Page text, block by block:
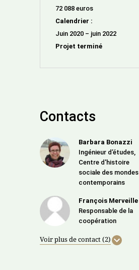
72 088 euros
Calendrier :
Juin 2020 – juin 2022
Projet terminé
Contacts
Barbara Bonazzi
Ingénieur d’études,
Centre d'histoire
sociale des mondes
contemporains
François Merveille
Responsable de la
coopération
Voir plus de contact (2)